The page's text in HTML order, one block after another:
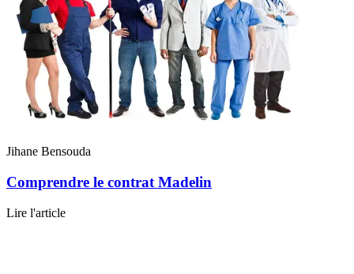
Jihane Bensouda
Comprendre le contrat Madelin
Lire l'article